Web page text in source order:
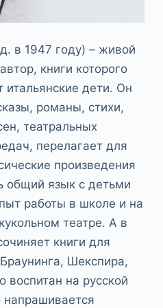
в 1947 году) – живой
книги которого
дети. Он
романы, стихи,
театральных
перелагает для
произведения
общий язык с детьми
работы в школе и на
театре. А в
книги для
Шекспира,
воспитан на русской
напрашивается